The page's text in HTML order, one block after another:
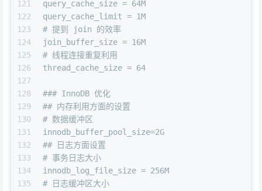
121
122
123
124
125
126
127
128
129
130
131
132
133
134
135
query_cache_size = 64M
query_cache_limit = 1M
# 提到 join 的效率
join_buffer_size = 16M
# 线程连接重复利用
thread_cache_size = 64
### InnoDB 优化
## 内存利用方面的设置
# 数据缓冲区
innodb_buffer_pool_size=2G
## 日志方面设置
# 事务日志大小
innodb_log_file_size = 256M
# 日志缓冲区大小